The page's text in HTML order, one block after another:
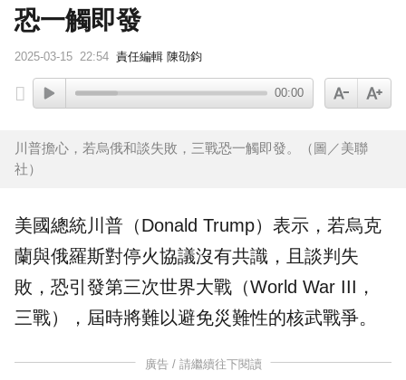
恐一觸即發
2025-03-15 22:54 責任編輯 陳劭鈞
00:00
川普擔心，若烏俄和談失敗，三戰恐一觸即發。（圖／美聯
社）
美國總統川普 （Donald Trump）表示，若烏克
蘭與俄羅斯對停火協議沒有共識，且談判失
敗，恐引發第三次世界大戰 （World War III，
三戰），屆時將難以避免災難性的核武戰爭。
廣告 / 請繼續往下閱讀